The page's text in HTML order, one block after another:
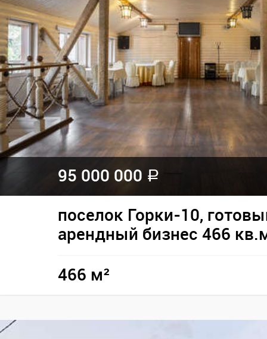
95 000 000 a
поселок Горки-10,
арендный бизнес 466
466 м²